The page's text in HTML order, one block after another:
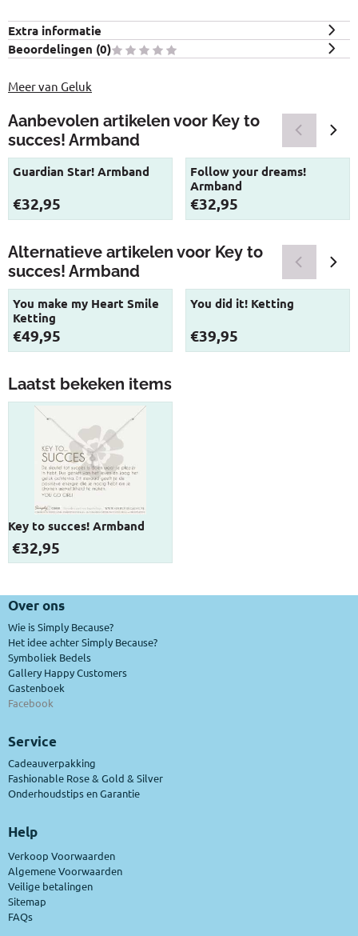
Extra informatie
Beoordelingen (0)
Meer van Geluk
Aanbevolen artikelen voor Key to
succes! Armband
Guardian Star! Armband
Prijs: 32,95
€32,95
Follow your dreams!
Armband
Prijs: 32,95
€32,95
Alternatieve artikelen voor Key to
succes! Armband
You make my Heart Smile
Ketting
Prijs: 49,95
€49,95
You did it! Ketting
Prijs: 39,95
€39,95
Laatst bekeken items
Key to succes! Armband
€32,95
Over ons
Wie is Simply Because?
Het idee achter Simply Because?
Symboliek Bedels
Gallery Happy Customers
Gastenboek
Facebook
Service
Cadeauverpakking
Fashionable Rose & Gold & Silver
Onderhoudstips en Garantie
Help
Verkoop Voorwaarden
Algemene Voorwaarden
Veilige betalingen
Sitemap
FAQs